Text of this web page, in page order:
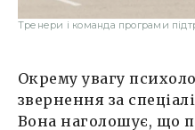
Тренери і команда програми
Окрему увагу
звернення за
Вона наголошує, що